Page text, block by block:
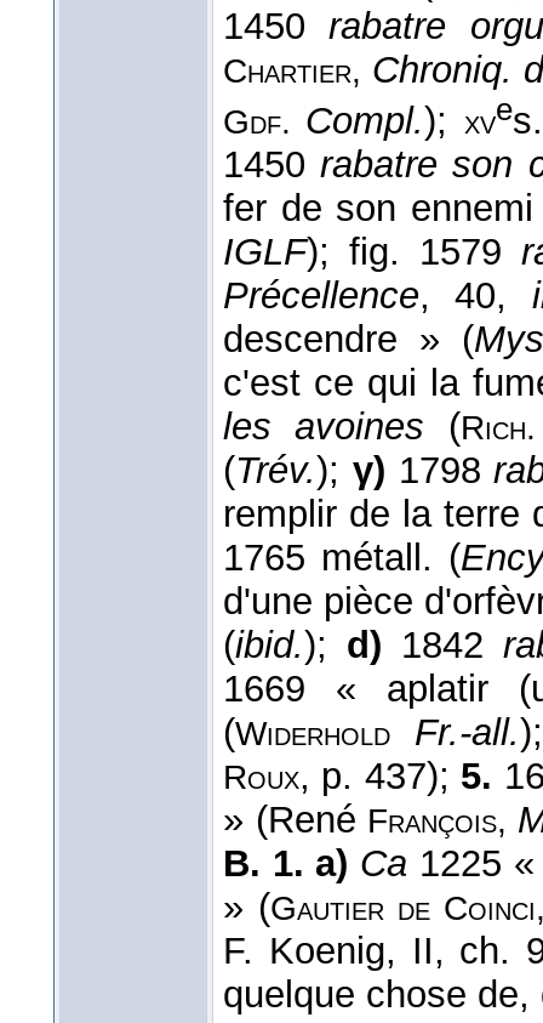
1450rabatre
Chartier, Chroniq.
Gdf. Compl.); xve
1450rabatre son
fer de son
IGLF); fig. 1579
Précellence, 40,
descendre » (
c'est ce qui la
les avoines (Rich.
(Trév.); γ) 1798
remplir de la terre
1765 métall. (
d'une pièce
(ibid.); d) 1842
1669 « aplatir
(Widerhold Fr.-all.
Roux, p. 437); 5.
» (René François,
B. 1. a) Ca 1225
» (Gautier de
F. Koenig, II, ch.
quelque chose